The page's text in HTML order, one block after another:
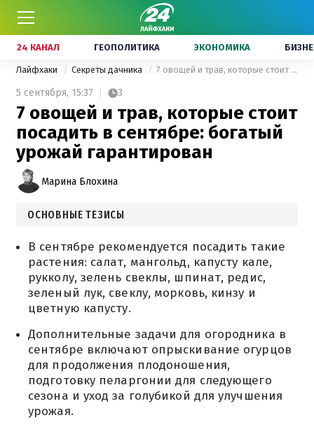
24 КАНАЛ ГЕОПОЛИТИКА ЭКОНОМИКА
Лайфхаки Секреты дачника 7 овощей и трав, которые стоит посадить в сентябре: богатый урожай гарантирован
5 сентября, 15:37 3
7 овощей и трав, которые стоит
посадить в сентябре: богатый
урожай гарантирован
Марина Блохина
ОСНОВНЫЕ ТЕЗИСЫ
В сентябре рекомендуется посадить такие
растения: салат, мангольд, капусту кале,
рукколу, зелень свеклы, шпинат, редис,
зеленый лук, свеклу, морковь, кинзу и
цветную капусту.
Дополнительные задачи для огородника в
сентябре включают опрыскивание огурцов
для продолжения плодоношения,
подготовку пеларгонии для следующего
сезона и уход за голубикой для улучшения
урожая.